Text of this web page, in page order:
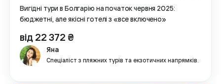
за вигідними цінами
Вигідні тури в Болгарію на початок червня 2025:
бюджетні, але якісні готелі з «все включено»
від 22 372 ₴
Яна
Спеціаліст з пляжних турів та екзотичних напрямків.